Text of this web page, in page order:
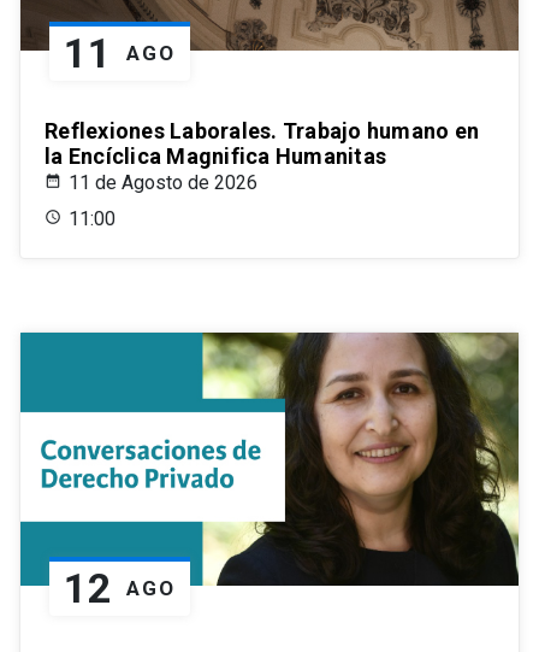
11 AGO
Reflexiones Laborales. Trabajo humano en
la Encíclica Magnifica Humanitas
11 de Agosto de 2026
11:00
12 AGO